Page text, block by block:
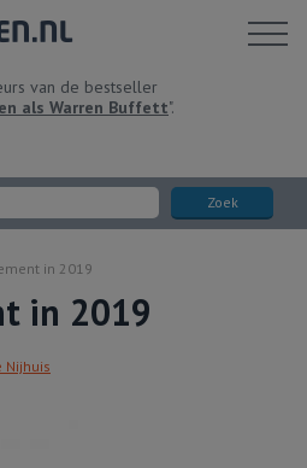
van de bestseller
als Warren Buffett".
Zoek
Toon
in 2019
in 2019
Nijhuis